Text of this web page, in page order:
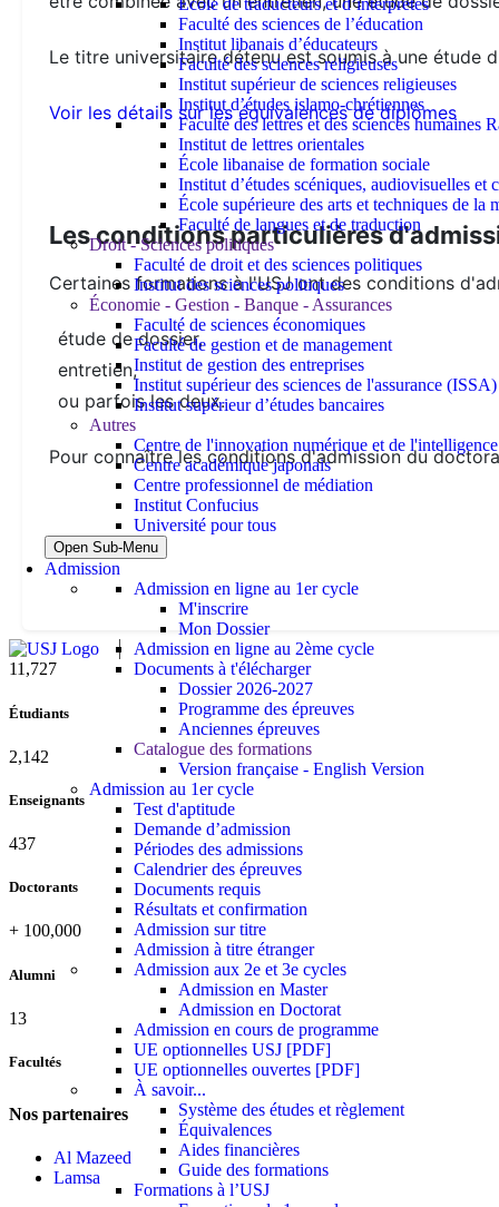
Faculté des sciences de l’éducation
Institut libanais d’éducateurs
Faculté des sciences religieuses
Institut supérieur de sciences religieuses
Institut d’études islamo-chrétiennes
Faculté des lettres et des sciences humaines
Institut de lettres orientales
École libanaise de formation sociale
Institut d’études scéniques, audiovisuelles et
École supérieure des arts et techniques de la
Faculté de langues et de traduction
Droit - Sciences politiques
Faculté de droit et des sciences politiques
Institut des sciences politiques
Économie - Gestion - Banque - Assurances
Faculté de sciences économiques
Faculté de gestion et de management
Institut de gestion des entreprises
Institut supérieur des sciences de l'assurance (ISSA)
Institut supérieur d’études bancaires
Autres
Centre de l'innovation numérique et de
Centre académique japonais
Centre professionnel de médiation
Institut Confucius
Université pour tous
Open Sub-Menu
Admission
Admission en ligne au 1er cycle
M'inscrire
Mon Dossier
Admission en ligne au 2ème cycle
Documents à t'élécharger
Dossier 2026-2027
Programme des épreuves
Anciennes épreuves
Catalogue des formations
Version française - English Version
Admission au 1er cycle
Test d'aptitude
Demande d’admission
Périodes des admissions
Calendrier des épreuves
Documents requis
Résultats et confirmation
Admission sur titre
Admission à titre étranger
Admission aux 2e et 3e cycles
Admission en Master
Admission en Doctorat
Admission en cours de programme
UE optionnelles USJ [PDF]
UE optionnelles ouvertes [PDF]
À savoir...
Système des études et règlement
Équivalences
Aides financières
Guide des formations
Formations à l’USJ
Le titre universitaire détenu est soumis à une étude
Voir les détails sur les équivalences de diplômes
Les conditions particulières
Certaines formations à l'USJ ont des conditions
étude de dossier,
entretien,
ou parfois les deux.
Pour connaître les conditions d'admission du
11,727
Étudiants
2,142
Enseignants
437
Doctorants
+ 100,000
Alumni
13
Facultés
Nos partenaires
Al Mazeed
Lamsa